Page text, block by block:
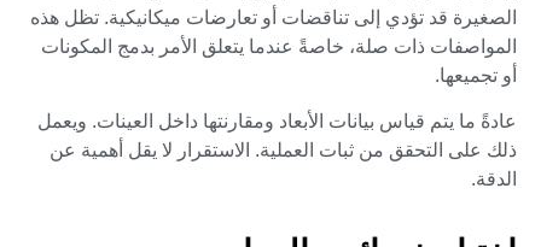
الصغيرة قد تؤدي إلى تناقضات أو تعارضات ميكانيكية. تظل هذه
المواصفات ذات صلة، خاصةً عندما يتعلق الأمر بدمج المكونات
أو تجميعها.
عادةً ما يتم قياس بيانات الأبعاد ومقارنتها داخل العينات. ويعمل
ذلك على التحقق من ثبات العملية. الاستقرار لا يقل أهمية عن
الدقة.